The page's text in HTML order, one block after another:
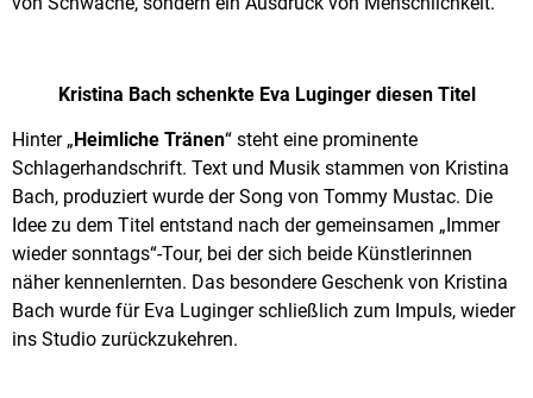
Kristina Bach schenkte Eva Luginger diesen Titel
Hinter „Heimliche Tränen“ steht eine prominente
Schlagerhandschrift. Text und Musik stammen von Kristina
Bach, produziert wurde der Song von Tommy Mustac. Die
Idee zu dem Titel entstand nach der gemeinsamen „Immer
wieder sonntags“-Tour, bei der sich beide Künstlerinnen
näher kennenlernten. Das besondere Geschenk von Kristina
Bach wurde für Eva Luginger schließlich zum Impuls, wieder
ins Studio zurückzukehren.